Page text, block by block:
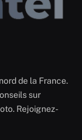
de la France.
sur
Rejoignez-